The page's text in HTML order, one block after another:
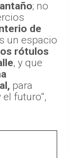
; no
de
un espacio
rótulos
, y que
para
futuro”,